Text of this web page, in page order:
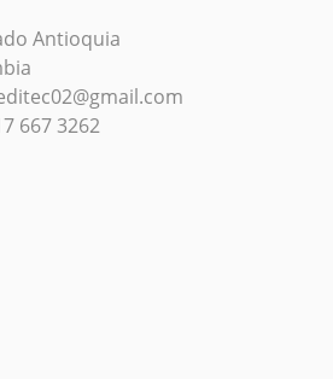
Antioquia
667 3262